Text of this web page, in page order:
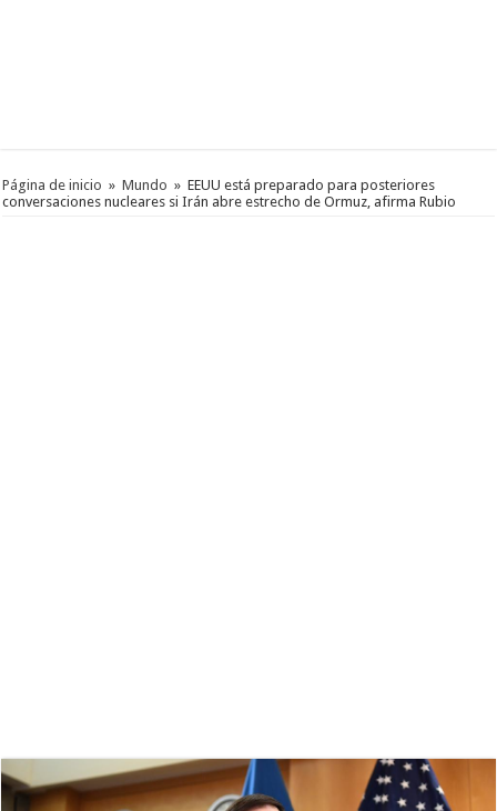
Página de inicio » Mundo » EEUU está preparado para posteriores
conversaciones nucleares si Irán abre estrecho de Ormuz, afirma Rubio